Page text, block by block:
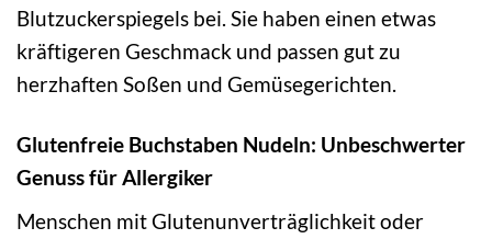
Blutzuckerspiegels bei. Sie haben einen etwas
kräftigeren Geschmack und passen gut zu
herzhaften Soßen und Gemüsegerichten.
Glutenfreie Buchstaben Nudeln: Unbeschwerter
Genuss für Allergiker
Menschen mit Glutenunverträglichkeit oder